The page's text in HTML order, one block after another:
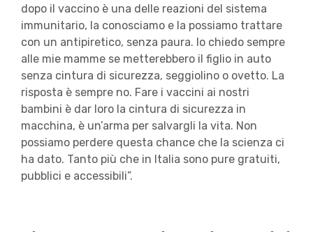
dopo il vaccino è una delle reazioni del sistema
immunitario, la conosciamo e la possiamo trattare
con un antipiretico, senza paura. Io chiedo sempre
alle mie mamme se metterebbero il figlio in auto
senza cintura di sicurezza, seggiolino o ovetto. La
risposta è sempre no. Fare i vaccini ai nostri
bambini è dar loro la cintura di sicurezza in
macchina, è un’arma per salvargli la vita. Non
possiamo perdere questa chance che la scienza ci
ha dato. Tanto più che in Italia sono pure gratuiti,
pubblici e accessibili”.